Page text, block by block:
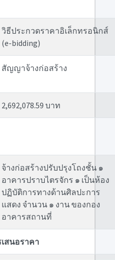
วิธีประกวดราคาอิเล็กทรอนิกส์
(e-bidding)
สัญญาจ้างก่อสร้าง
2,692,078.59 บาท
จ้างก่อสร้างปรับปรุงโถงชั้น ๑
อาคารปราบไตรจักร ๑ เป็นห้อง
ปฏิบัติการทางด้านศิลปะการ
แสดง จำนวน ๑ งาน ของกอง
อาคารสถานที่
สนอราคา